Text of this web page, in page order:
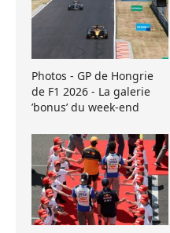
Photos - GP de Hongrie
de F1 2026 - La galerie
’bonus’ du week-end